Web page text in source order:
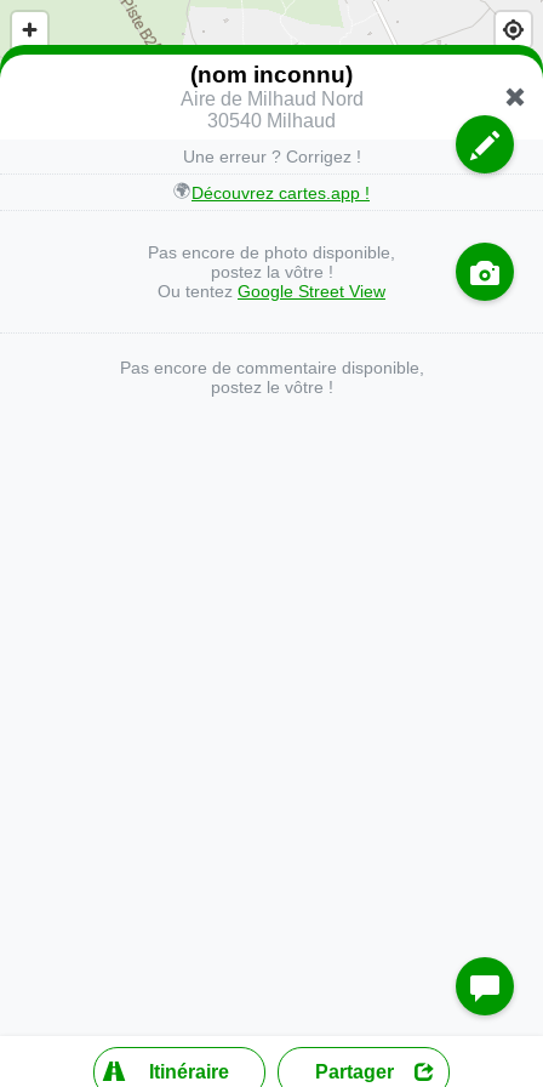
MapLibre OpenStreetMap contributors
(nom inconnu)
Aire de Milhaud Nord
30540 Milhaud
Une erreur ? Corrigez !
🌍Découvrez cartes.app !
Pas encore de photo disponible,
postez la vôtre !
Ou tentez Google Street View
Pas encore de commentaire disponible,
postez le vôtre !
Itinéraire Partager